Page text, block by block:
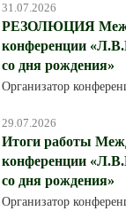
31.07.2026
РЕЗОЛЮЦИЯ
конференции
со дня рождения»
Организатор
29.07.2026
Итоги работы
конференции
со дня рождения»
Организатор